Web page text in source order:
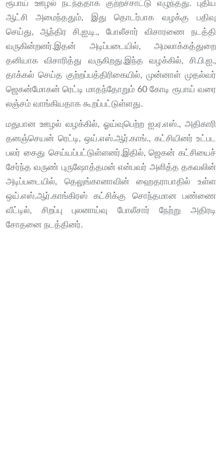
ரூபாய் ஊழல் நடந்ததாக குற்றச்சாட்டு எழுந்தது. புதிய
ஆட்சி அமைந்ததும், இது தொடர்பாக வழக்கு பதிவு
செய்து, ஆந்திர சி.ஐ.டி., போலீசார் விசாரணை நடத்தி
வருகின்றனர்.இதன் அடிப்படையில், அமலாக்கத்துறை
தனியாக விசாரித்து வருகிறது.இந்த வழக்கில், சி.பி.ஐ.,
தாக்கல் செய்த குற்றப்பத்திரிகையில், முன்னாள் முதல்வர்
ஜெகன்மோகன் ரெட்டி மாதந்தோறும் 60 கோடி ரூபாய் வரை
லஞ்சம் வாங்கியதாக கூறப்பட்டுள்ளது.
மதுபான ஊழல் வழக்கில், ஓய்வுபெற்ற ஐ.ஏ.எஸ்., அதிகாரி
தனஞ்செயன் ரெட்டி, ஒய்.எஸ்.ஆர்.காங்., கட்சியினர் உட்பட
பலர் கைது செய்யப்பட்டுள்ளனர்.இதில், ஜெகன் கட்சியைச்
சேர்ந்த வருண் புருஷோத்தமன் என்பவர் அளித்த தகவலின்
அடிப்படையில், தெலுங்கானாவின் ஹைதராபாதில் உள்ள
ஒய்.எஸ்.ஆர்.காங்கிரஸ் கட்சிக்கு சொந்தமான பண்ணை
வீட்டில், சிறப்பு புலனாய்வு போலீசார் நேற்று அதிரடி
சோதனை நடத்தினர்.